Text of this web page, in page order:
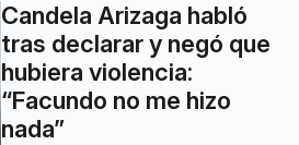
Candela Arizaga habló
tras declarar y negó que
hubiera violencia:
“Facundo no me hizo
nada”